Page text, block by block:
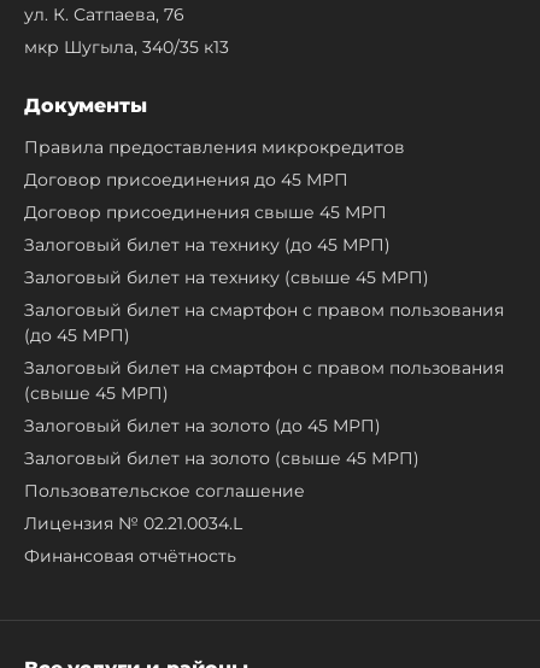
ул. К. Сатпаева, 76
мкр Шугыла, 340/35 к13
Документы
Правила предоставления микрокредитов
Договор присоединения до 45 МРП
Договор присоединения свыше 45 МРП
Залоговый билет на технику (до 45 МРП)
Залоговый билет на технику (свыше 45 МРП)
Залоговый билет на смартфон с правом пользования
(до 45 МРП)
Залоговый билет на смартфон с правом пользования
(свыше 45 МРП)
Залоговый билет на золото (до 45 МРП)
Залоговый билет на золото (свыше 45 МРП)
Пользовательское соглашение
Лицензия № 02.21.0034.L
Финансовая отчётность